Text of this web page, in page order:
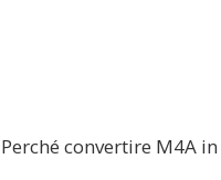
Perché convertire M4A in